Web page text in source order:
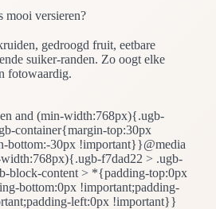
mooi versieren?
gedroogd fruit, eetbare
suiker-randen. Zo oogt elke
fotowaardig.
and (min-width:768px){.ugb-
container{margin-top:30px
bottom:-30px !important}}@media
width:768px){.ugb-f7dad22 > .ugb-
block-content > *{padding-top:0px
bottom:0px !important;padding-
left:0px !important}}